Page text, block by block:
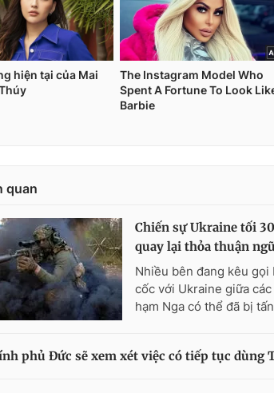
quan
Chiến sự Ukraine tối
quay lại thỏa thuận
Nhiều bên đang kêu gọi
cốc với Ukraine giữa
hạm Nga có thể đã bị
phủ Đức sẽ xem xét việc có tiếp tục dùng